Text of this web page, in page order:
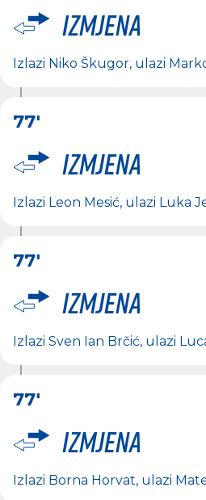
Izmjena
Izlazi Niko Škugor, ulazi
77'
Izmjena
Izlazi Leon Mesić, ulazi Luka
77'
Izmjena
Izlazi Sven Ian Brčić, ulazi
77'
Izmjena
Izlazi Borna Horvat, ulazi